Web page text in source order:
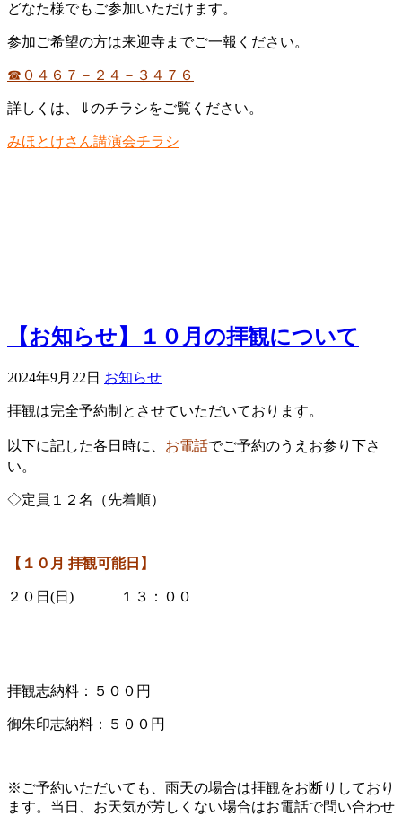
どなた様でもご参加いただけます。
参加ご希望の方は来迎寺までご一報ください。
☎０４６７－２４－３４７６
詳しくは、⇓のチラシをご覧ください。
みほとけさん講演会チラシ
【お知らせ】１０月の拝観について
2024年9月22日 お知らせ
拝観は完全予約制とさせていただいております。
以下に記した各日時に、 お電話でご予約のうえお参り下さ
い。
◇定員１２名（先着順）
【１０ 月 拝観可能日】
２０日(日) １３：００
拝観志納料：５００円
御朱印志納料：５００円
※ご予約いただいても、雨天の場合は拝観をお断りしており
ます。当日、お天気が芳しくない場合はお電話で問い合わせ